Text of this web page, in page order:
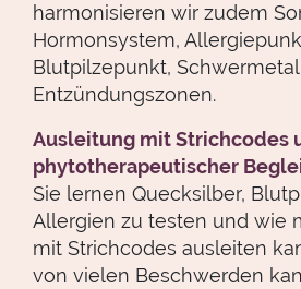
harmonisieren wir zudem
Hormonsystem,
Blutpilzepunkt,
Entzündungszonen.
Ausleitung mit Strichcodes
phytotherapeutischer
Sie lernen Quecksilber,
Allergien zu testen und wie
mit Strichcodes ausleiten
von vielen Beschwerden